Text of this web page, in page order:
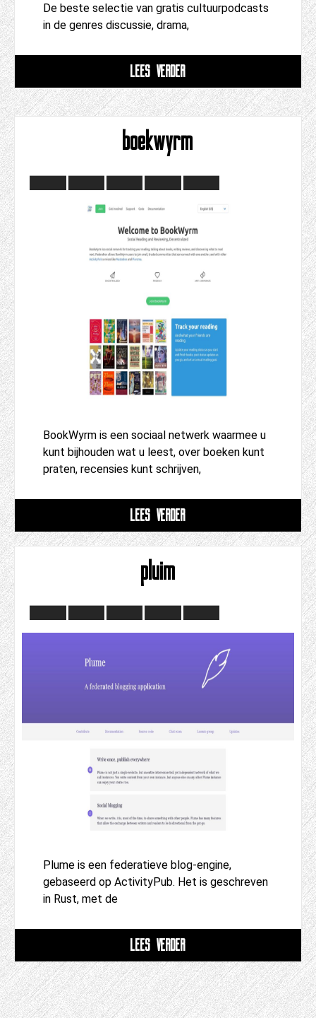
De beste selectie van gratis cultuurpodcasts
in de genres discussie, drama,
LEES VERDER
boekwyrm
BookWyrm is een sociaal netwerk waarmee u
kunt bijhouden wat u leest, over boeken kunt
praten, recensies kunt schrijven,
LEES VERDER
pluim
Plume is een federatieve blog-engine,
gebaseerd op ActivityPub. Het is geschreven
in Rust, met de
LEES VERDER